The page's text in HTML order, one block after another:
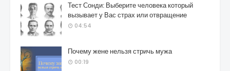
Тест Сонди: Выберите человека который
вызывает у Вас страх или отвращение
04:54
Почему жене нельзя стричь мужа
00:19